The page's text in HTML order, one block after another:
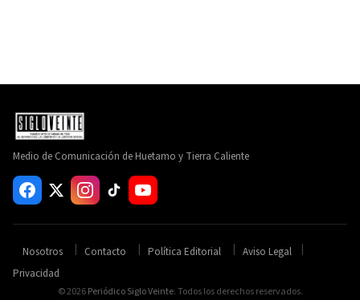
Medio de Comunicación de Huetamo y Tierra Caliente
Nosotros Contacto Política Editorial
Aviso Legal
Privacidad
© 2026Periódico Siglo Veinte. Todos los derechos reservados.